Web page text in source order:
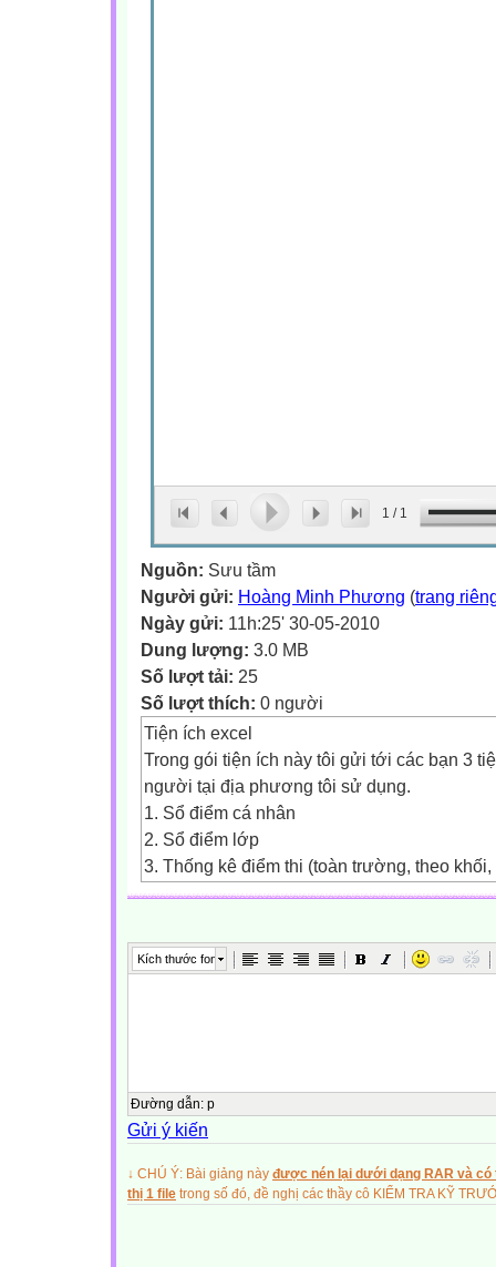
1 / 1
Nguồn: Sưu tầm
Người gửi: Hoàng Minh Phương (trang
Ngày gửi: 11h:25' 30-05-2010
Dung lượng: 3.0 MB
Số lượt tải: 25
Số lượt thích: 0 người
Tiện ích excel
Trong gói tiện ích này tôi gửi tới các bạn 3
người tại địa phương tôi sử dụng.
1. Sổ điểm cá nhân
2. Sổ điểm lớp
3. Thống kê điểm thi (toàn trường, theo
Các tiện ích trên được gói cùng với trang
Phùng Mạnh Điềm
Kích thước font
Đường dẫn: p
Gửi ý kiến
↓ CHÚ Ý: Bài giảng này được nén lại dưới dạng RAR và có
thị 1 file trong số đó, đề nghị các thầy cô KIỂM TRA KỸ